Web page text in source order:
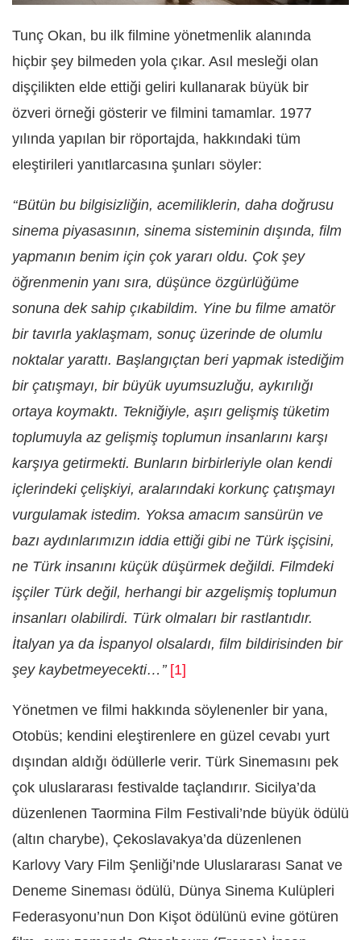
Tunç Okan, bu ilk filmine yönetmenlik alanında
hiçbir şey bilmeden yola çıkar. Asıl mesleği olan
dişçilikten elde ettiği geliri kullanarak büyük bir
özveri örneği gösterir ve filmini tamamlar. 1977
yılında yapılan bir röportajda, hakkındaki tüm
eleştirileri yanıtlarcasına şunları söyler:
‘‘Bütün bu bilgisizliğin, acemiliklerin, daha doğrusu
sinema piyasasının, sinema sisteminin dışında, film
yapmanın benim için çok yararı oldu. Çok şey
öğrenmenin yanı sıra, düşünce özgürlüğüme
sonuna dek sahip çıkabildim. Yine bu filme amatör
bir tavırla yaklaşmam, sonuç üzerinde de olumlu
noktalar yarattı. Başlangıçtan beri yapmak istediğim
bir çatışmayı, bir büyük uyumsuzluğu, aykırılığı
ortaya koymaktı. Tekniğiyle, aşırı gelişmiş tüketim
toplumuyla az gelişmiş toplumun insanlarını karşı
karşıya getirmekti. Bunların birbirleriyle olan kendi
içlerindeki çelişkiyi, aralarındaki korkunç çatışmayı
vurgulamak istedim. Yoksa amacım sansürün ve
bazı aydınlarımızın iddia ettiği gibi ne Türk işçisini,
ne Türk insanını küçük düşürmek değildi. Filmdeki
işçiler Türk değil, herhangi bir azgelişmiş toplumun
insanları olabilirdi. Türk olmaları bir rastlantıdır.
İtalyan ya da İspanyol olsalardı, film bildirisinden bir
şey kaybetmeyecekti…’’ [1]
Yönetmen ve filmi hakkında söylenenler bir yana,
Otobüs; kendini eleştirenlere en güzel cevabı yurt
dışından aldığı ödüllerle verir. Türk Sinemasını pek
çok uluslararası festivalde taçlandırır. Sicilya’da
düzenlenen Taormina Film Festivali’nde büyük ödülü
(altın charybe), Çekoslavakya’da düzenlenen
Karlovy Vary Film Şenliği’nde Uluslararası Sanat ve
Deneme Sineması ödülü, Dünya Sinema Kulüpleri
Federasyonu’nun Don Kişot ödülünü evine götüren